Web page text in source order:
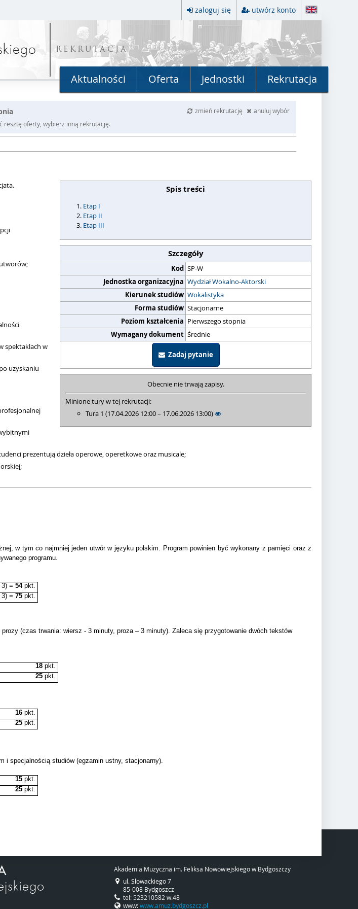
zaloguj się utwórz konto
REKRUTACJA
Aktualności Oferta Jednostki Rekrutacja
zmień rekrutację
anuluj wybór
resztę oferty, wybierz inną rekrutację.
Spis treści
Etap I
Etap II
Etap III
Szczegóły
Kod SP-W
Jednostka organizacyjna Wydział Wokalno-Aktorski
Kierunek studiów Wokalistyka
Forma studiów Stacjonarne
Poziom kształcenia Pierwszego stopnia
Wymagany dokument Średnie
Zadaj pytanie
Obecnie nie trwają zapisy.
Minione tury w tej rekrutacji:
Tura 1 (17.04.2026 12:00 – 17.06.2026 13:00)
spektaklach w
uzyskaniu
prezentują dzieła operowe, operetkowe oraz musicale;
w tym co najmniej jeden utwór w języku polskim. Program powinien być wykonany z pamięci oraz z
programu.
= 54pkt.
= 75pkt.
(czas trwania: wiersz - 3 minuty, proza – 3 minuty). Zaleca się przygotowanie dwóch tekstów
18pkt.
25pkt.
16pkt.
25pkt.
i specjalnością studiów (egzamin ustny, stacjonarny).
15pkt.
25pkt.
Akademia Muzyczna im. Feliksa Nowowiejskiego w Bydgoszczy
ul. Słowackiego 7
85-008 Bydgoszcz
tel: 523210582 w.48
www:www.amuz.bydgoszcz.pl